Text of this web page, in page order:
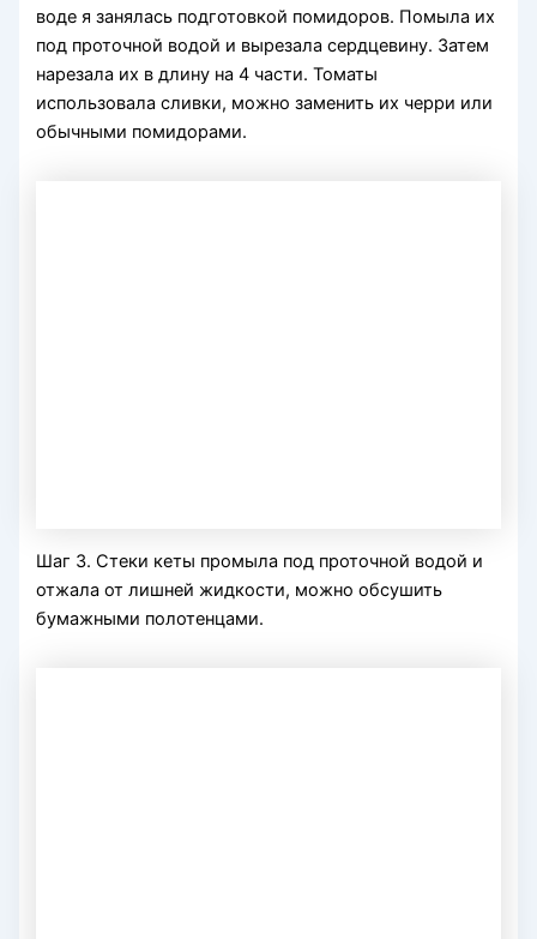
воде я занялась подготовкой помидоров. Помыла их
под проточной водой и вырезала сердцевину. Затем
нарезала их в длину на 4 части. Томаты
использовала сливки, можно заменить их черри или
обычными помидорами.
Шаг 3. Стеки кеты промыла под проточной водой и
отжала от лишней жидкости, можно обсушить
бумажными полотенцами.